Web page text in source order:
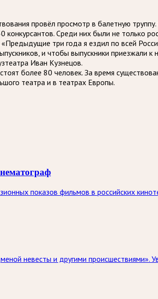
провёл просмотр в балетную
Среди них были не только
три года я ездил по всей
и чтобы выпускники приезжали к
Иван Кузнецов.
более 80 человек. За время
театра и в театрах Европы.
показов фильмов в российских
невесты и другими происшествиями».